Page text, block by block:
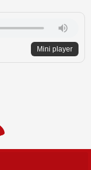
Mini player